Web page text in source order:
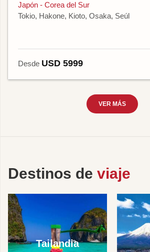
Japón - Corea del Sur
Tokio, Hakone, Kioto, Osaka, Seúl
Desde USD 5999
VER MÁS
Destinos de viaje
Tailandia